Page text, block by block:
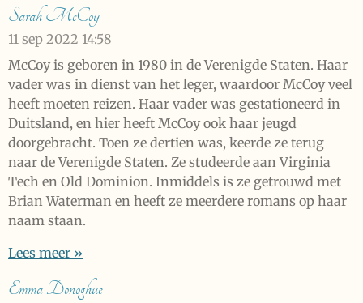
Sarah McCoy
11 sep 2022 14:58
McCoy is geboren in 1980 in de Verenigde Staten. Haar
vader was in dienst van het leger, waardoor McCoy veel
heeft moeten reizen. Haar vader was gestationeerd in
Duitsland, en hier heeft McCoy ook haar jeugd
doorgebracht. Toen ze dertien was, keerde ze terug
naar de Verenigde Staten. Ze studeerde aan Virginia
Tech en Old Dominion. Inmiddels is ze getrouwd met
Brian Waterman en heeft ze meerdere romans op haar
naam staan.
Lees meer »
Emma Donoghue